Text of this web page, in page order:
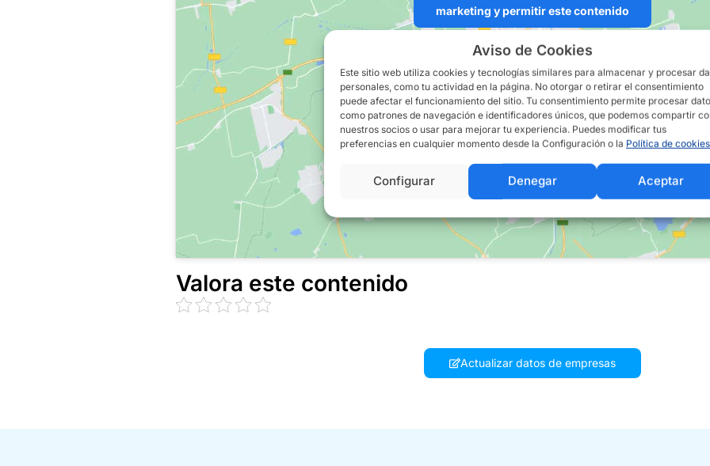
Aviso de Cookies
Este sitio web utiliza cookies y tecnologías similares para almacenar y procesar
personales, como tu actividad en la página. No otorgar o retirar el consentimiento
puede afectar el funcionamiento del sitio. Tu consentimiento permite procesar
como patrones de navegación e identificadores únicos, que podemos compartir
nuestros socios o usar para mejorar tu experiencia. Puedes modificar tus
preferencias en cualquier momento desde la Configuración o la Política de cookies
Aceptar
Denegar
Configurar
marketing y permitir este contenido
Valora este contenido
Actualizar datos de empresas